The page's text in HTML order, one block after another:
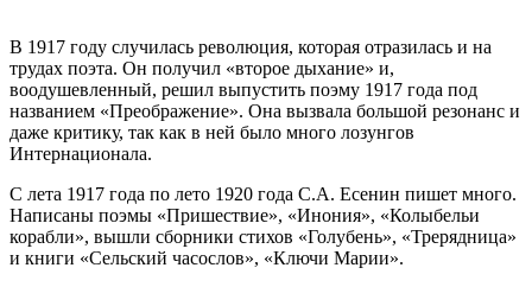
В 1917 году случилась революция, которая отразилась и на
трудах поэта. Он получил «второе дыхание» и,
воодушевленный, решил выпустить поэму 1917 года под
названием «Преображение». Она вызвала большой резонанс и
даже критику, так как в ней было много лозунгов
Интернационала.
С лета 1917 года по лето 1920 года С.А. Есенин пишет много.
Написаны поэмы «Пришествие», «Инония», «Колыбельи
корабли», вышли сборники стихов «Голубень», «Трерядница»
и книги «Сельский часослов», «Ключи Марии».